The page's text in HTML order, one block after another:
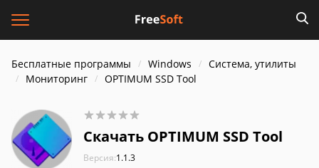
Бесплатные программы Windows
Система, утилиты
Мониторинг
OPTIMUM SSD Tool
Скачать OPTIMUM SSD Tool
Версия:1.1.3